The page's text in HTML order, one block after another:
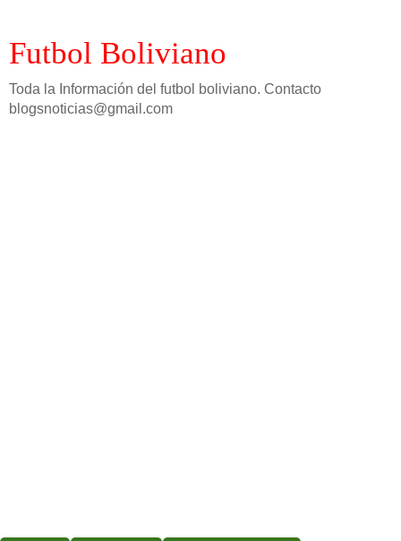
Futbol Boliviano
Toda la Información del futbol boliviano. Contacto
blogsnoticias@gmail.com